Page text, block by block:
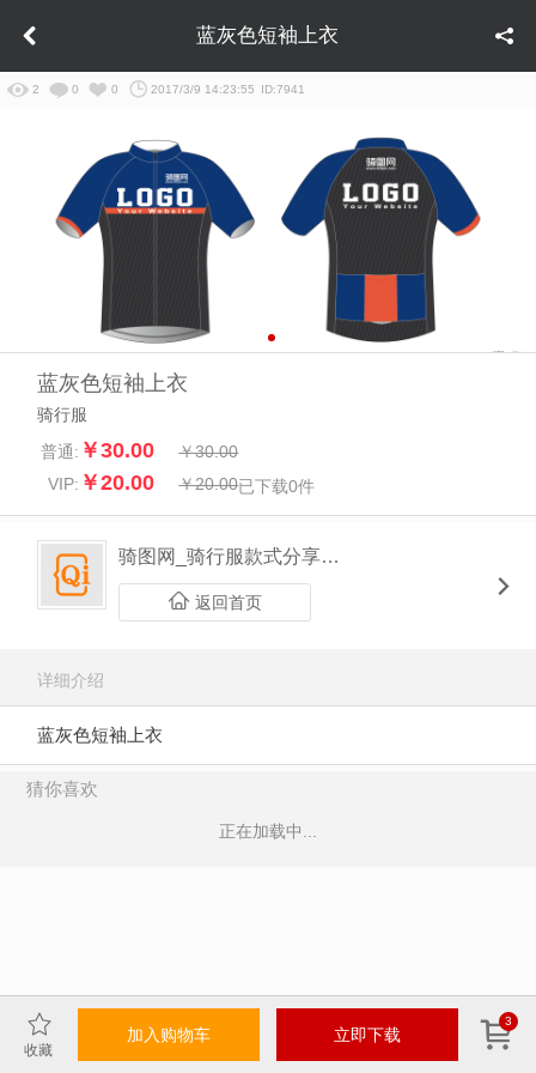
蓝灰色短袖上衣
2 0 0 2017/3/9 14:23:55 ID:7941
蓝灰色短袖上衣
骑行服
普通: ￥30.00
￥30.00
VIP: ￥20.00 ￥20.00已下载0件
骑图网_骑行服款式分享平台
返回首页
详细介绍
蓝灰色短袖上衣
猜你喜欢
正在加载中...
收藏
加入购物车
3
立即下载